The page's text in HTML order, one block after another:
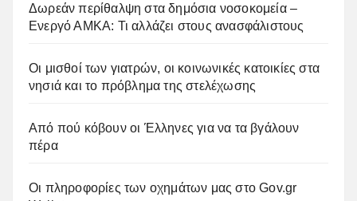
Δωρεάν περίθαλψη στα δημόσια νοσοκομεία –
Ενεργό ΑΜΚΑ: Τι αλλάζει στους ανασφάλιστους
Οι μισθοί των γιατρών, οι κοινωνικές κατοικίες στα
νησιά και το πρόβλημα της στελέχωσης
Από πού κόβουν οι Έλληνες για να τα βγάλουν
πέρα
Οι πληροφορίες των οχημάτων μας στο Gov.gr